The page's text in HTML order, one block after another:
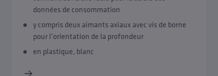
données de consommation
y compris deux aimants axiaux avec vis de borne
pour l’orientation de la profondeur
en plastique, blanc